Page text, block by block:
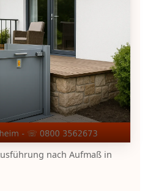
nach Aufmaß in